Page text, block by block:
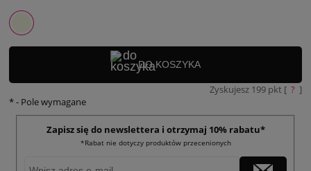
DO KOSZYKA
Zyskujesz 199 pkt [ ? ]
*- Pole wymagane
Zapisz się do newslettera i otrzymaj 10% rabatu*
*Rabat nie dotyczy produktów przecenionych